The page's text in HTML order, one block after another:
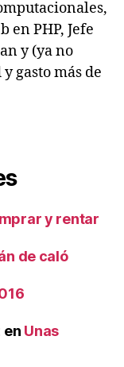
en PHP, Jefe
y (ya no
gasto más de
y rentar
de caló
en Unas